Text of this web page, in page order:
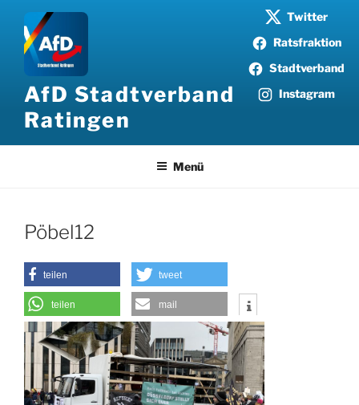
Twitter
Ratsfraktion
Stadtverband
Instagram
Inhalt
springen
AfD Stadtverband
Ratingen
Menü
Pöbel12
teilen tweet
teilen mail